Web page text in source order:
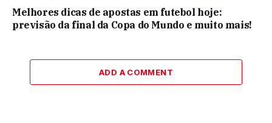
Melhores dicas de apostas em futebol hoje:
previsão da final da Copa do Mundo e muito mais!
ADD A COMMENT